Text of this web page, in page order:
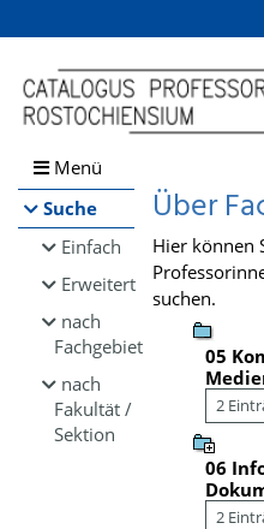
Browsen
direkt zum Inhalt
Menü
Suche
Einfach
Erweitert
nach
Fachgebiet
nach
Fakultät /
Sektion
Über
Hier können
suchen.
05
2
06
2